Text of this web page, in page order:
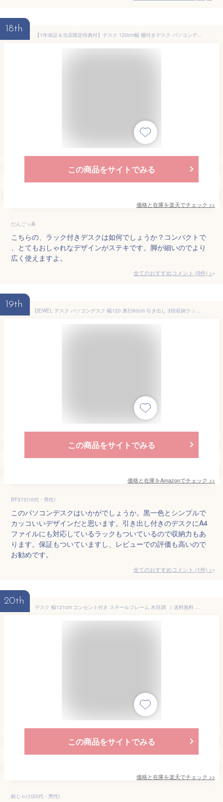
18th
【1年保証＆当店限定特典付】デスク 120cm幅 棚付きデスク パソコンデスク PCデスク ワークデスク 学習机 書斎デスク 大理石柄 高級感 シンプル 棚付き ラック付き テレワーク 在宅勤務 オーア Ore ホワイト ブラック
この商品をサイトでみる
価格と在庫を楽天でチェック >>
だんごっ鼻
こちらの、ラック付きデスクは如何でしょうか？コンパクトで
、とてもおしゃれなデザインがステキです。脚が細いのでより
広く使えますよ。
全てのおすすめコメント (5件) >
19th
DEWEL デスク パソコンデスク 幅120 奥行60cm 引き出し 3段収納ラック付き 左右入替え pcデスク ワークデスク オフィスデスク 学習デスク おしゃれ コンパクト 一年保証 組立式 テレワーク リモートワーク 在宅勤務
この商品をサイトでみる
価格と在庫をAmazonでチェック >>
BF373(10代・男性)
このパソコンデスクはいかがでしょうか。黒一色とシンプルで
カッコいいデザインだと思います。引き出し付きのデスクにA4
ファイルにも対応しているラックもついているので収納力もあ
ります。保証もついていますし、レビューでの評価も高いので
お勧めです。
全てのおすすめコメント (1件) >
20th
デスク 幅121cm コンセント付き スチールフレーム 木目調 （ 送料無料 パソコンデスク PCデスク 学習机 テーブル 机 テレワーク 一人暮らし 棚付き 収納 ワークデスク シンプルデスク 勉強机 在宅 オフィス ）
この商品をサイトでみる
価格と在庫を楽天でチェック >>
銀じゃけ(20代・男性)